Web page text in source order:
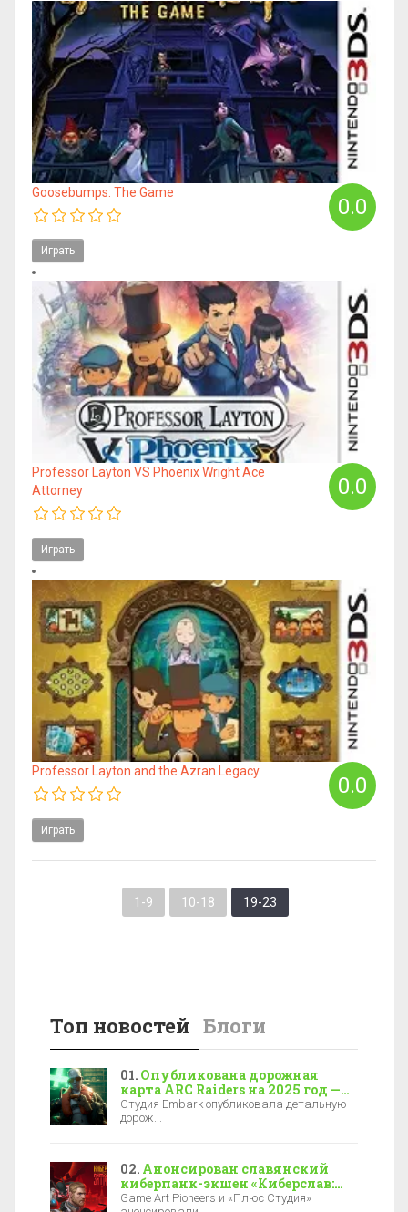
0.0
Goosebumps: The Game
Играть
0.0
Professor Layton VS Phoenix Wright Ace
Attorney
Играть
0.0
Professor Layton and the Azran Legacy
Играть
1-9 10-18 19-23
Топ новостей Блоги
Опубликована дорожная
карта ARC Raiders на 2025 год —
новая локация, боссы и зимние
события
Студия Embark опубликовала детальную
дорож...
Анонсирован славянский
киберпанк-экшен «Киберслав:
Затмение» — релиз уже в 2027-м
Game Art Pioneers и «Плюс Студия»